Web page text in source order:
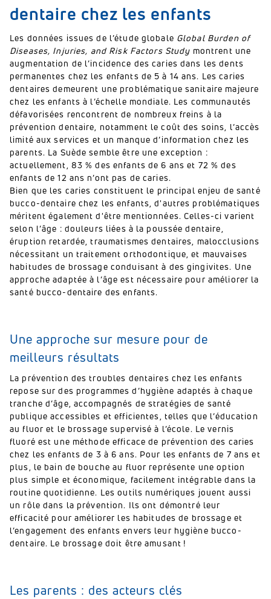
dentaire chez les enfants
Les données issues de l’étude globale Global Burden of
Diseases, Injuries, and Risk Factors Study montrent une
augmentation de l’incidence des caries dans les dents
permanentes chez les enfants de 5 à 14 ans. Les caries
dentaires demeurent une problématique sanitaire majeure
chez les enfants à l’échelle mondiale. Les communautés
défavorisées rencontrent de nombreux freins à la
prévention dentaire, notamment le coût des soins, l’accès
limité aux services et un manque d’information chez les
parents. La Suède semble être une exception :
actuellement, 83 % des enfants de 6 ans et 72 % des
enfants de 12 ans n’ont pas de caries.
Bien que les caries constituent le principal enjeu de santé
bucco-dentaire chez les enfants, d'autres problématiques
méritent également d'être mentionnées. Celles-ci varient
selon l’âge : douleurs liées à la poussée dentaire,
éruption retardée, traumatismes dentaires, malocclusions
nécessitant un traitement orthodontique, et mauvaises
habitudes de brossage conduisant à des gingivites. Une
approche adaptée à l’âge est nécessaire pour améliorer la
santé bucco-dentaire des enfants.
Une approche sur mesure pour de
meilleurs résultats
La prévention des troubles dentaires chez les enfants
repose sur des programmes d’hygiène adaptés à chaque
tranche d’âge, accompagnés de stratégies de santé
publique accessibles et efficientes, telles que l’éducation
au fluor et le brossage supervisé à l’école. Le vernis
fluoré est une méthode efficace de prévention des caries
chez les enfants de 3 à 6 ans. Pour les enfants de 7 ans et
plus, le bain de bouche au fluor représente une option
plus simple et économique, facilement intégrable dans la
routine quotidienne. Les outils numériques jouent aussi
un rôle dans la prévention. Ils ont démontré leur
efficacité pour améliorer les habitudes de brossage et
l’engagement des enfants envers leur hygiène bucco-
dentaire. Le brossage doit être amusant !
Les parents : des acteurs clés